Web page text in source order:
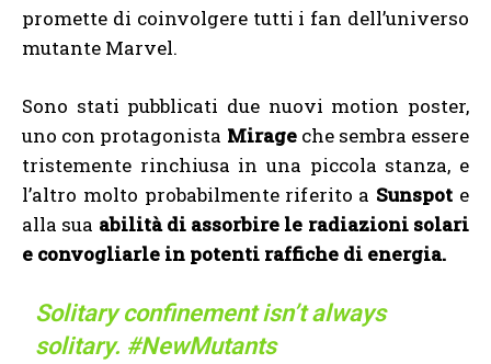
promette di coinvolgere tutti i fan dell’universo
mutante Marvel.
Sono stati pubblicati due nuovi motion poster,
uno con protagonista Mirageche sembra essere
tristemente rinchiusa in una piccola stanza, e
l’altro molto probabilmente riferito a Sunspot e
alla sua abilità di assorbire le radiazioni solari
e convogliarle in potenti raffiche di energia.
Solitary confinement isn’t always
solitary. #NewMutants